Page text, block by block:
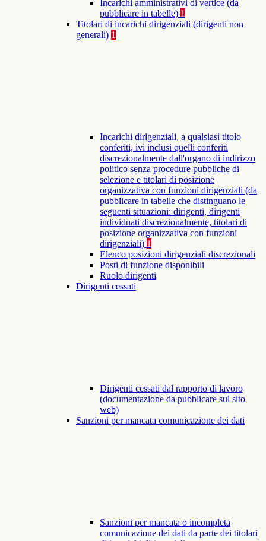
Incarichi amministrativi di vertice (da
pubblicare in tabelle) 1
Titolari di incarichi dirigenziali (dirigenti non
generali) 1
Incarichi dirigenziali, a qualsiasi titolo
conferiti, ivi inclusi quelli conferiti
discrezionalmente dall'organo di indirizzo
politico senza procedure pubbliche di
selezione e titolari di posizione
organizzativa con funzioni dirigenziali (da
pubblicare in tabelle che distinguano le
seguenti situazioni: dirigenti, dirigenti
individuati discrezionalmente, titolari di
posizione organizzativa con funzioni
dirigenziali) 1
Elenco posizioni dirigenziali discrezionali
Posti di funzione disponibili
Ruolo dirigenti
Dirigenti cessati
Dirigenti cessati dal rapporto di lavoro
(documentazione da pubblicare sul sito
web)
Sanzioni per mancata comunicazione dei dati
Sanzioni per mancata o incompleta
comunicazione dei dati da parte dei titolari